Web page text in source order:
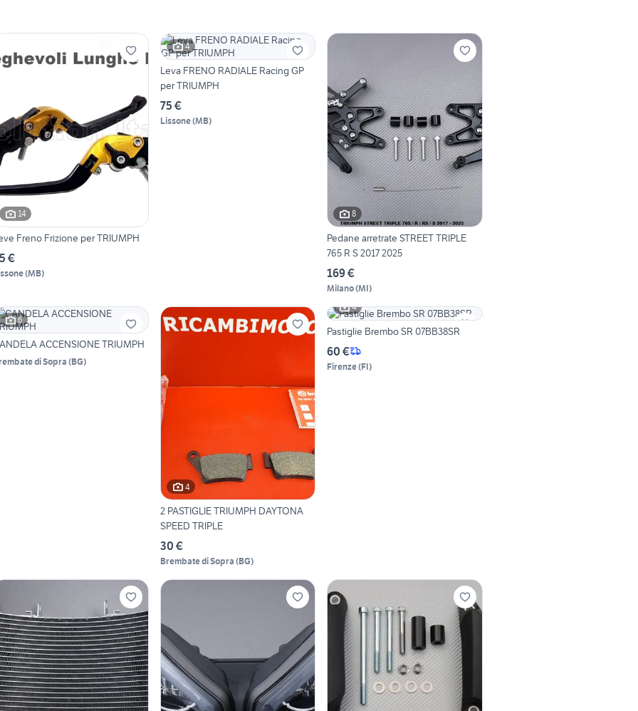
14
Freno Frizione per TRIUMPH
€
(MB)
4
Leva FRENO RADIALE Racing GP
per TRIUMPH
75 €
Lissone(MB)
8
Pedane arretrate STREET TRIPLE
765 R S 2017 2025
169 €
Milano(MI)
6
ACCENSIONE TRIUMPH
di Sopra (BG)
4
2 PASTIGLIE TRIUMPH DAYTONA
SPEED TRIPLE
30 €
Brembate di Sopra (BG)
4
Pastiglie Brembo SR 07BB38SR
60 €
Firenze(FI)